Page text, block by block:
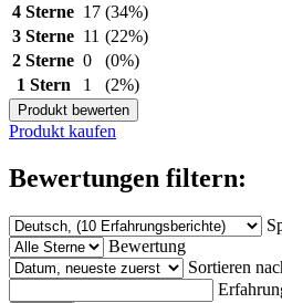
4 Sterne 17 (34%)
3 Sterne 11 (22%)
2 Sterne 0
(0%)
1 Stern
1 (2%)
Produkt bewerten
Produkt kaufen
Bewertungen filtern:
Bewertung
Sortieren